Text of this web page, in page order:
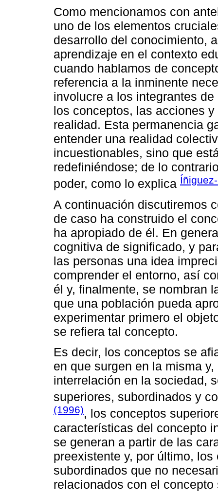
Como mencionamos con
uno de los elementos
desarrollo del conocimiento,
aprendizaje en el contexto
cuando hablamos de
referencia a la inminente
involucre a los integrantes
los conceptos, las acciones
realidad. Esta permanencia
entender una realidad
incuestionables, sino que
redefiniéndose; de lo
poder, como lo explica
A continuación discutiremos
de caso ha construido el
ha apropiado de él. En
cognitiva de significado, y
las personas una idea
comprender el entorno, así
él y, finalmente, se nombran
que una población pueda
experimentar primero el
se refiera tal concepto.
Es decir, los conceptos se
en que surgen en la misma
interrelación en la sociedad,
superiores, subordinados y
(1996), los conceptos
características del concepto
se generan a partir de las
preexistente y, por último,
subordinados que no
relacionados con el concepto